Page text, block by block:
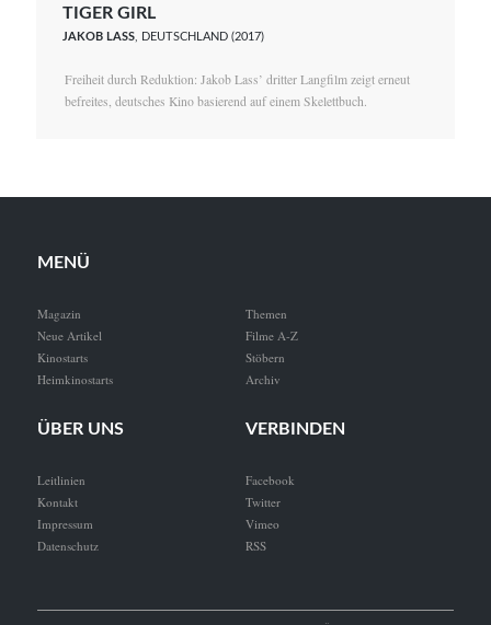
TIGER GIRL
JAKOB LASS, DEUTSCHLAND (2017)
Freiheit durch Reduktion: Jakob Lass’ dritter Langfilm zeigt erneut
befreites, deutsches Kino basierend auf einem Skelettbuch.
MENÜ
Magazin
Neue Artikel
Kinostarts
Heimkinostarts
Themen
Filme A-Z
Stöbern
Archiv
ÜBER UNS
Leitlinien
Kontakt
Impressum
Datenschutz
VERBINDEN
Facebook
Twitter
Vimeo
RSS